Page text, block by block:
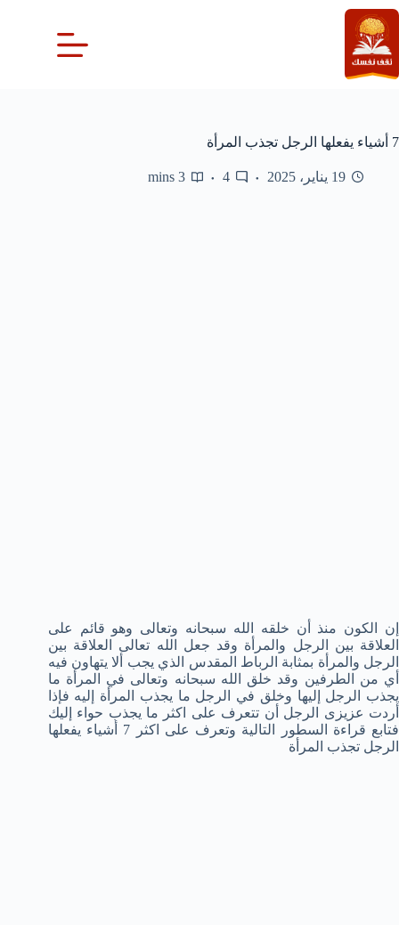
التجاوز
إلى
المحتوى
7 أشياء يفعلها الرجل تجذب المرأة
19 يناير، 2025 4
3 mins
إن الكون منذ أن خلقه الله سبحانه وتعالى وهو قائم على
العلاقة بين الرجل والمرأة وقد جعل الله تعالى العلاقة بين
الرجل والمرأة بمثابة الرباط المقدس الذي يجب ألا يتهاون فيه
أي من الطرفين وقد خلق الله سبحانه وتعالى في المرأة ما
يجذب الرجل إليها وخلق في الرجل ما يجذب المرأة إليه فإذا
أردت عزيزى الرجل أن تتعرف على اكثر ما يجذب حواء إليك
فتابع قراءة السطور التالية وتعرف على اكثر 7 أشياء يفعلها
الرجل تجذب المرأة